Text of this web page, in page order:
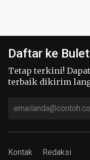
Daftar ke
Tetap terkini!
terbaik dikirim
Kontak Redaksi